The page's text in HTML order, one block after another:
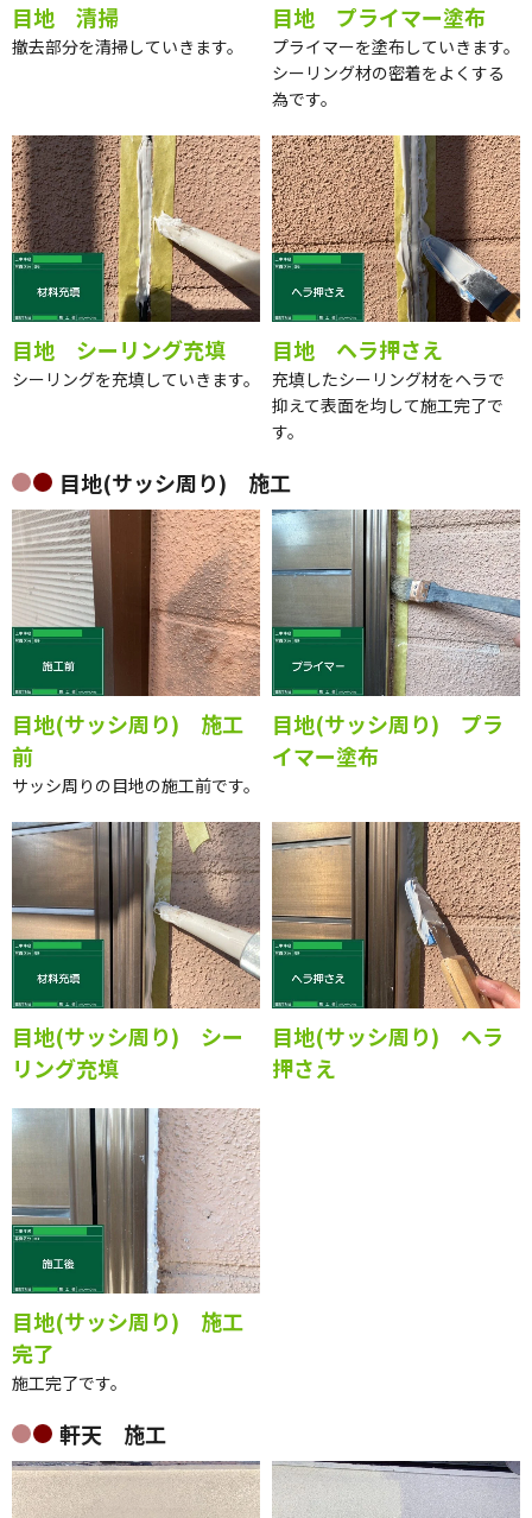
目地 清掃
撤去部分を清掃していきます。
目地 プライマー塗布
プライマーを塗布していきます。
シーリング材の密着をよくする
為です。
目地 シーリング充填
シーリングを充填していきます。
目地 ヘラ押さえ
充填したシーリング材をヘラで
抑えて表面を均して施工完了で
す。
目地(サッシ周り) 施工
目地(サッシ周り) 施工
前
サッシ周りの目地の施工前です。
目地(サッシ周り) プラ
イマー塗布
目地(サッシ周り) シー
リング充填
目地(サッシ周り) ヘラ
押さえ
目地(サッシ周り) 施工
完了
施工完了です。
軒天 施工